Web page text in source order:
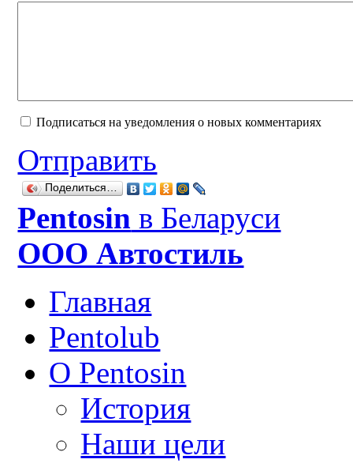
Подписаться на уведомления о новых комментариях
Отправить
Поделиться…
Рentosin в Беларуси
ООО Автостиль
Главная
Pentolub
О Pentosin
История
Наши цели